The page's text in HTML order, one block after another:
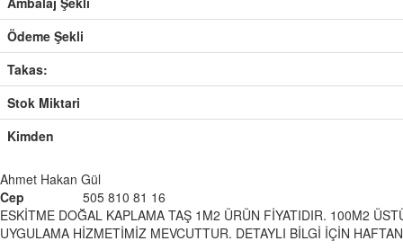
Ödeme Şekli
Takas:
Stok Miktari
Kimden
Ahmet Hakan Gül
Cep
505 810 81 16
ESKİTME DOĞAL KAPLAMA TAŞ 1M2 ÜRÜN FİYATIDIR. 100M2
UYGULAMA HİZMETİMİZ MEVCUTTUR. DETAYLI BİLGİ İÇİN